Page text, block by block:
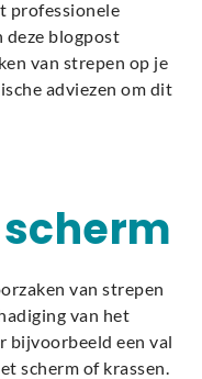
professionele
deze blogpost
van strepen op je
adviezen om dit
van strepen
van het
bijvoorbeeld een val
scherm of krassen.